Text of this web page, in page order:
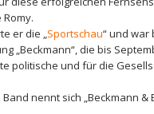
er die „Sportschau“ und war
„Beckmann“, die bis
politische und für die
nennt sich „Beckmann &